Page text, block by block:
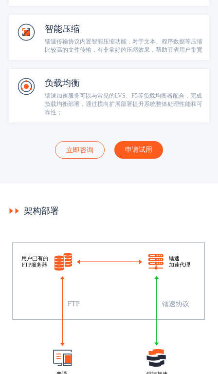
智能压缩
镭速传输协议内置智能压缩功能，对于文本、程序数据等压缩
比较高的文件传输，有非常好的压缩效果，帮助节省用户带宽
负载均衡
镭速加速服务可以与常见的LVS、F5等负载均衡器配合，完成
负载均衡部署，通过横向扩展部署提升系统整体处理性能和可
靠性；
立即咨询 申请试用
架构部署
用户已有的
FTP服务器
镭速
加速代理
FTP 镭速协议